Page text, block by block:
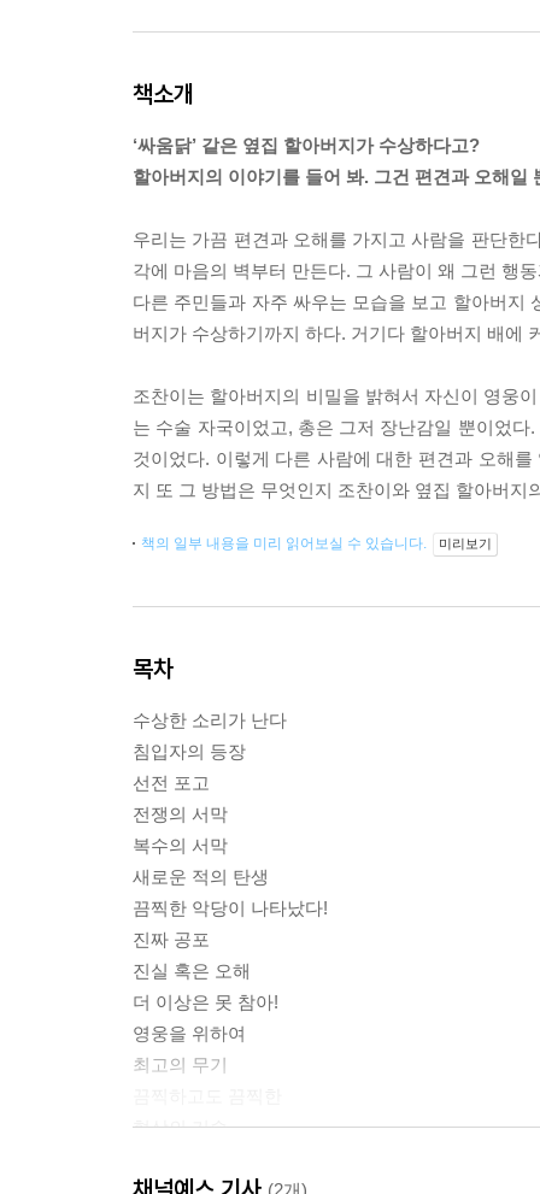
책소개
‘싸움닭’ 같은 옆집 할아버지가 수상하다고?
할아버지의 이야기를 들어 봐. 그건 편견과 오해일
우리는 가끔 편견과 오해를 가지고 사람을 판단한
각에 마음의 벽부터 만든다. 그 사람이 왜 그런 행
다른 주민들과 자주 싸우는 모습을 보고 할아버지
버지가 수상하기까지 하다. 거기다 할아버지 배에
조찬이는 할아버지의 비밀을 밝혀서 자신이 영웅
는 수술 자국이었고, 총은 그저 장난감일 뿐이었
것이었다. 이렇게 다른 사람에 대한 편견과 오해
지 또 그 방법은 무엇인지 조찬이와 옆집 할아버
책의 일부 내용을 미리 읽어보실 수 있습니다. 미리보기
목차
수상한 소리가 난다
침입자의 등장
선전 포고
전쟁의 서막
복수의 서막
새로운 적의 탄생
끔찍한 악당이 나타났다!
진짜 공포
진실 혹은 오해
더 이상은 못 참아!
영웅을 위하여
최고의 무기
협상의 기술